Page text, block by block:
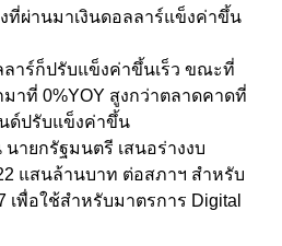
ที่ผ่านมาเงินดอลลาร์แข็งค่าขึ้น
ลาร์ก็ปรับแข็งค่าขึ้นเร็ว ขณะที่
มาที่ 0%YOY สูงกว่าตลาดคาดที่
ด์ปรับแข็งค่าขึ้น
นายกรัฐมนตรี เสนอร่างงบ
แสนล้านบาท ต่อสภาฯ สำหรับ
เพื่อใช้สำหรับมาตรการ Digital